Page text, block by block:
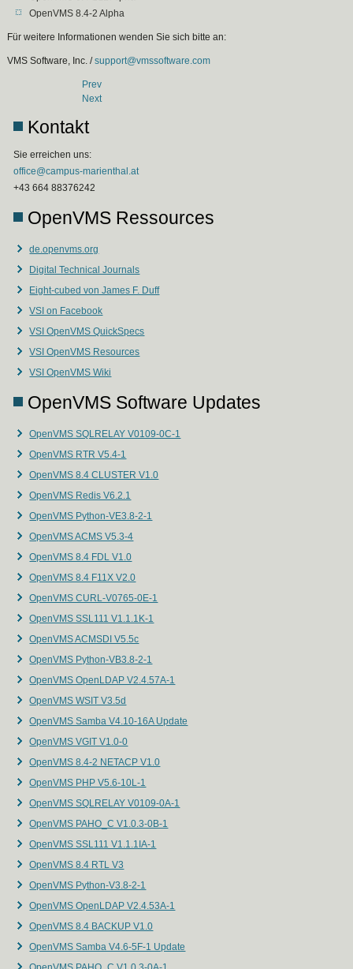
OpenVMS 8.4-2 Alpha
Für weitere Informationen wenden Sie sich bitte an:
VMS Software, Inc. /support@vmssoftware.com
Prev
Next
Kontakt
Sie erreichen uns:
office@campus-marienthal.at
+43 664 88376242
OpenVMS Ressources
de.openvms.org
Digital Technical Journals
Eight-cubed von James F. Duff
VSI on Facebook
VSI OpenVMS QuickSpecs
VSI OpenVMS Resources
VSI OpenVMS Wiki
OpenVMS Software Updates
OpenVMS SQLRELAY V0109-0C-1
OpenVMS RTR V5.4-1
OpenVMS 8.4 CLUSTER V1.0
OpenVMS Redis V6.2.1
OpenVMS Python-VE3.8-2-1
OpenVMS ACMS V5.3-4
OpenVMS 8.4 FDL V1.0
OpenVMS 8.4 F11X V2.0
OpenVMS CURL-V0765-0E-1
OpenVMS SSL111 V1.1.1K-1
OpenVMS ACMSDI V5.5c
OpenVMS Python-VB3.8-2-1
OpenVMS OpenLDAP V2.4.57A-1
OpenVMS WSIT V3.5d
OpenVMS Samba V4.10-16A Update
OpenVMS VGIT V1.0-0
OpenVMS 8.4-2 NETACP V1.0
OpenVMS PHP V5.6-10L-1
OpenVMS SQLRELAY V0109-0A-1
OpenVMS PAHO_C V1.0.3-0B-1
OpenVMS SSL111 V1.1.1IA-1
OpenVMS 8.4 RTL V3
OpenVMS Python-V3.8-2-1
OpenVMS OpenLDAP V2.4.53A-1
OpenVMS 8.4 BACKUP V1.0
OpenVMS Samba V4.6-5F-1 Update